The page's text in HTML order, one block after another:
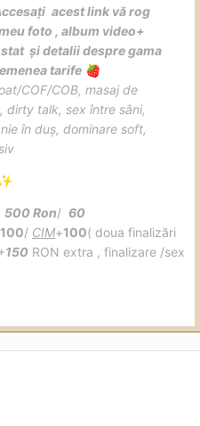
acest link vă rog
foto , album video+
și detalii despre gama
tarife 🍓
COF/COB, masaj de
dirty talk, sex între sâni,
în duș, dominare soft,
500 Ron/ 60
100/ CIM+100( doua finalizări
150 RON extra , finalizare /sex